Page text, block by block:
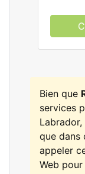
Bien que
services
Labrador,
que dans
appeler
Web